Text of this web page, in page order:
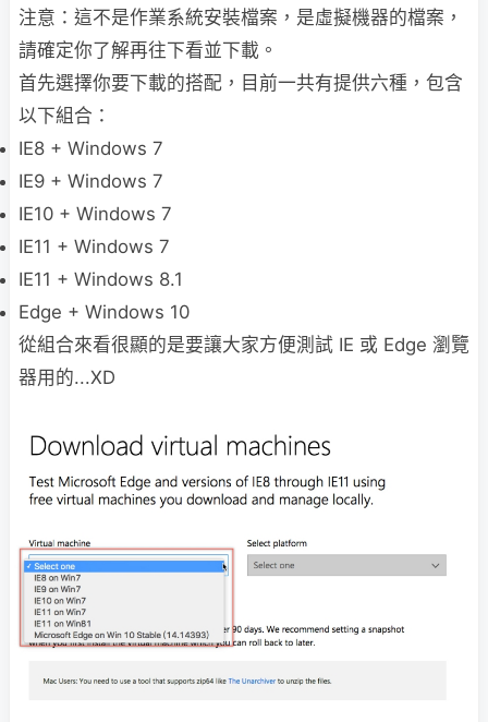
注意：這不是作業系統安裝檔案，是虛擬機器的檔案，
請確定你了解再往下看並下載。
首先選擇你要下載的搭配，目前一共有提供六種，包含
以下組合：
IE8 + Windows 7
IE9 + Windows 7
IE10 + Windows 7
IE11 + Windows 7
IE11 + Windows 8.1
Edge + Windows 10
從組合來看很顯的是要讓大家方便測試 IE 或 Edge 瀏覽
器用的...XD